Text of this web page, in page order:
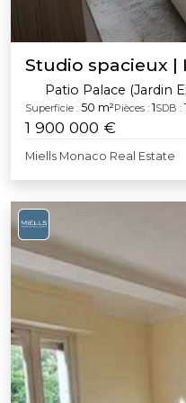
Studio spacieux
Patio Palace (Jardin
Superficie : 50 m²Pièces : 1SDB : 1
1 900 000 €
Miells Monaco Real Estate